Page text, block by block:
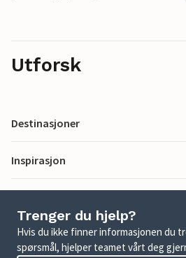
Utforsk
Destinasjoner
Inspirasjon
Trenger du hjelp?
Hvis du ikke finner informasjonen du
spørsmål, hjelper teamet vårt deg